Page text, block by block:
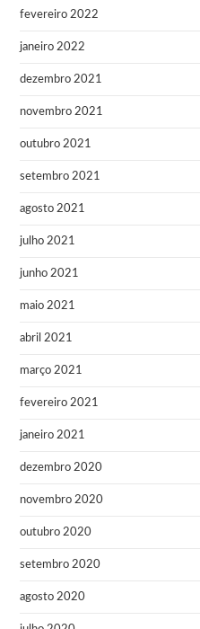
fevereiro 2022
janeiro 2022
dezembro 2021
novembro 2021
outubro 2021
setembro 2021
agosto 2021
julho 2021
junho 2021
maio 2021
abril 2021
março 2021
fevereiro 2021
janeiro 2021
dezembro 2020
novembro 2020
outubro 2020
setembro 2020
agosto 2020